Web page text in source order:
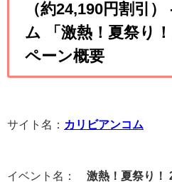
（約24,190円割引
ム 「激熱！夏祭り
ペーン概要
サイト名： カリビアンコム
イベント名： 激熱！夏祭り！